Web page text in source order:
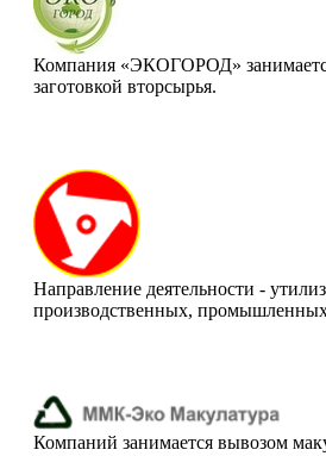
Компания «ЭКОГОРОД»
заготовкой вторсырья.
Направление деятельности -
производственных,
Компаний занимается вывозом